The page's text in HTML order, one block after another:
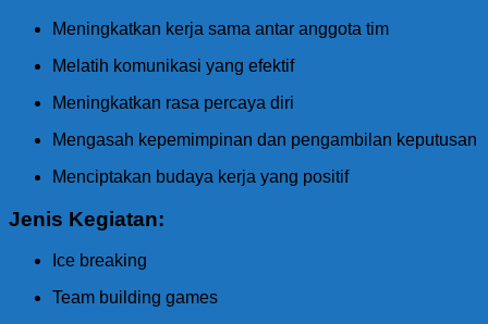
Meningkatkan kerja sama antar anggota tim
Melatih komunikasi yang efektif
Meningkatkan rasa percaya diri
Mengasah kepemimpinan dan pengambilan keputusan
Menciptakan budaya kerja yang positif
Jenis Kegiatan:
Ice breaking
Team building games